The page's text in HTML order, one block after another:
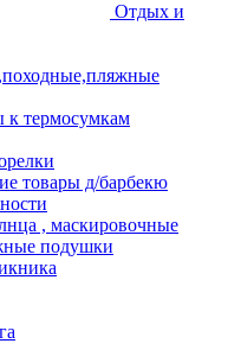
Отдых и
термосумкам
товары д/барбекю
, маскировочные
подушки